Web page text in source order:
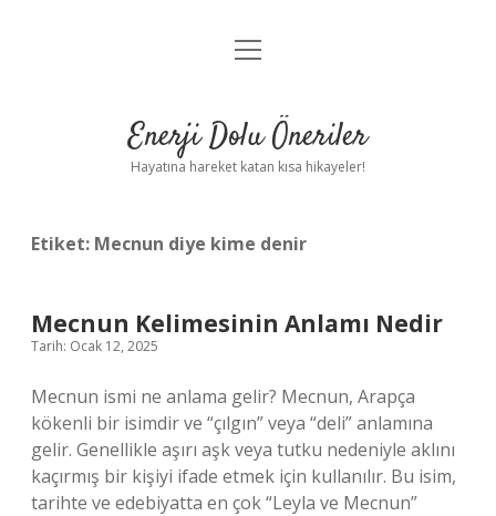
Anasayfa
Yasal Uyarı
menüyü
Enerji Dolu Öneriler
Hayatına hareket katan kısa hikayeler!
Etiket: Mecnun diye kime denir
Mecnun Kelimesinin Anlamı Nedir
Tarih: Ocak 12, 2025
Mecnun ismi ne anlama gelir? Mecnun, Arapça
kökenli bir isimdir ve “çılgın” veya “deli” anlamına
gelir. Genellikle aşırı aşk veya tutku nedeniyle aklını
kaçırmış bir kişiyi ifade etmek için kullanılır. Bu isim,
tarihte ve edebiyatta en çok “Leyla ve Mecnun”